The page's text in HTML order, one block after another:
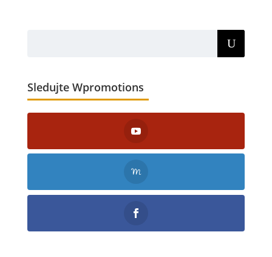
Sledujte Wpromotions